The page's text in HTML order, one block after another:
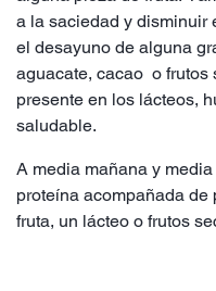
a la saciedad y disminuir
el desayuno de alguna
aguacate, cacao o frutos
presente en los lácteos,
saludable.
A media mañana y
proteína acompañada
fruta, un lácteo o frutos